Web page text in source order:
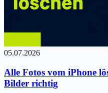
05.07.2026
Alle Fotos vom iPhone
Bilder richtig